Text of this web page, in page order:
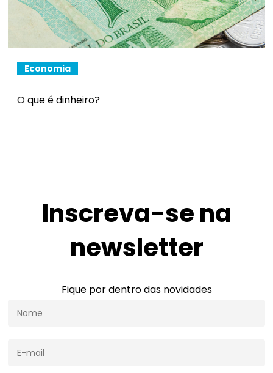
Economia
O que é dinheiro?
Inscreva-se na
newsletter
Fique por dentro das novidades